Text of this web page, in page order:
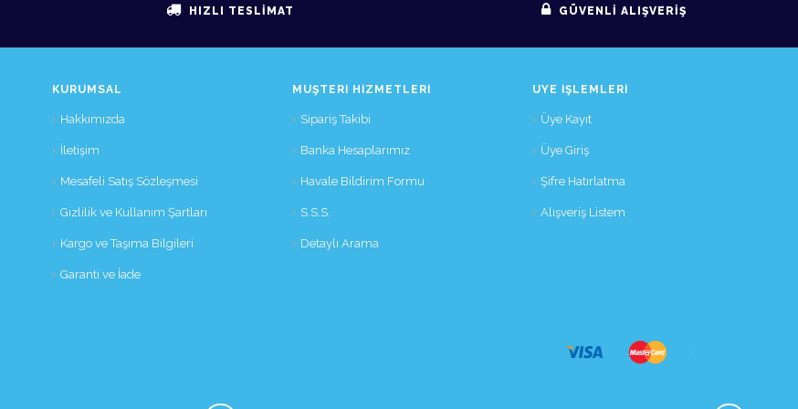
HIZLI TESLİMAT GÜVENLİ ALIŞVERİŞ
KURUMSAL
Hakkımızda
İletişim
Mesafeli Satış Sözleşmesi
Gizlilik ve Kullanım Şartları
Kargo ve Taşıma Bilgileri
Garanti ve İade
MÜŞTERI HIZMETLERI
Sipariş Takibi
Banka Hesaplarımız
Havale Bildirim Formu
S.S.S.
Detaylı Arama
ÜYE İŞLEMLERI
Üye Kayıt
Üye Giriş
Şifre Hatırlatma
Alışveriş Listem